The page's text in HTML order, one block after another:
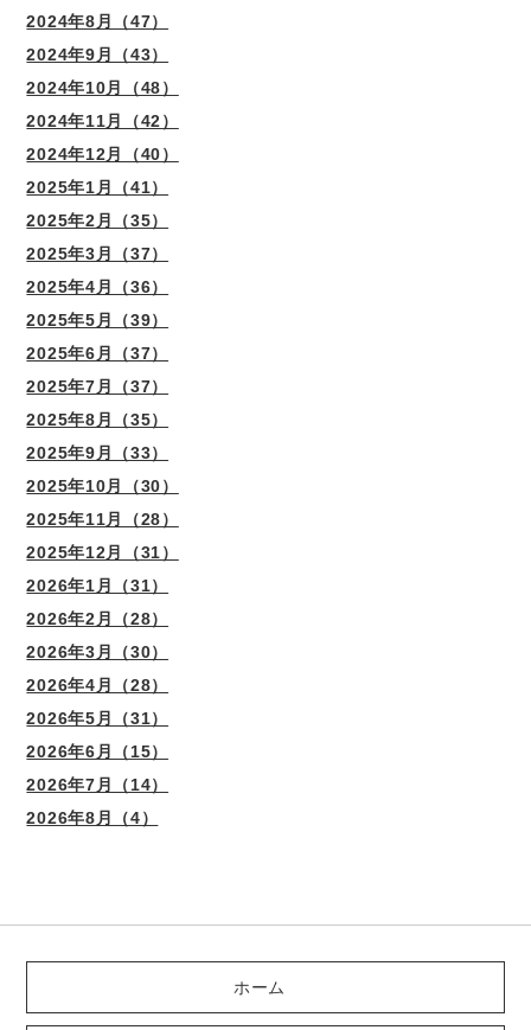
2024年8月（47）
2024年9月（43）
2024年10月（48）
2024年11月（42）
2024年12月（40）
2025年1月（41）
2025年2月（35）
2025年3月（37）
2025年4月（36）
2025年5月（39）
2025年6月（37）
2025年7月（37）
2025年8月（35）
2025年9月（33）
2025年10月（30）
2025年11月（28）
2025年12月（31）
2026年1月（31）
2026年2月（28）
2026年3月（30）
2026年4月（28）
2026年5月（31）
2026年6月（15）
2026年7月（14）
2026年8月（4）
ホーム